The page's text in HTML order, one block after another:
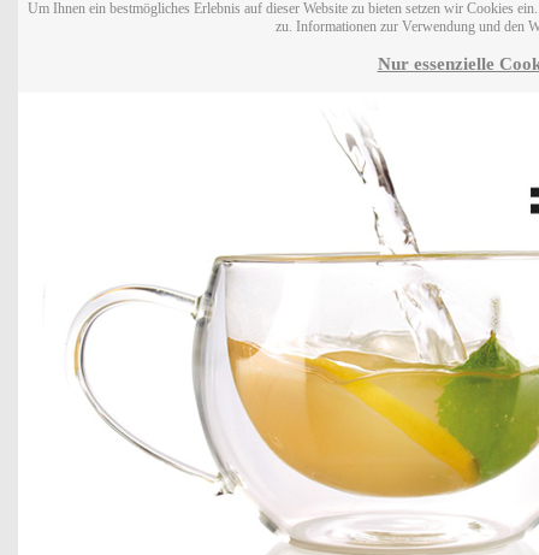
Um Ihnen ein bestmögliches Erlebnis auf dieser Website zu bieten setzen wir Cookies
zu. Informationen zur Verwendung und den
Nur essenzielle